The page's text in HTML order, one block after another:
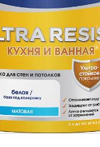
материалы
гвозди